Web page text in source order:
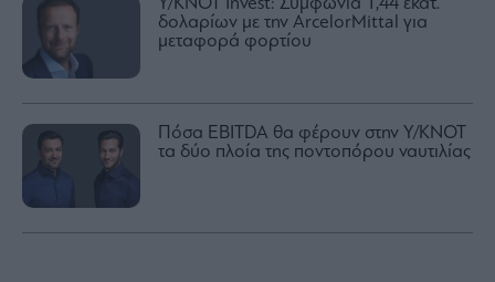
δολαρίων με την ArcelorMittal για
μεταφορά φορτίου
Πόσα EBITDA θα φέρουν στην Y/KNOT
τα δύο πλοία της ποντοπόρου ναυτιλίας